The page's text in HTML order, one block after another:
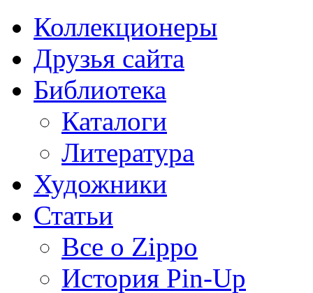
Коллекционеры
Друзья сайта
Библиотека
Каталоги
Литература
Художники
Статьи
Все о Zippo
История Pin-Up